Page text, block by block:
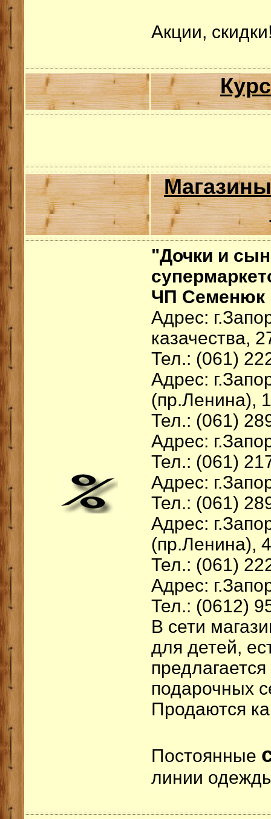
Акции,
"Дочки и
ЧП Семенюк
Адрес:
казачества,
Тел.: (061)
Адрес:
(пр.Ленина),
Тел.: (061)
Адрес:
Тел.: (061)
Адрес:
Тел.: (061)
Адрес:
(пр.Ленина),
Тел.: (061)
Адрес:
Тел.: (0612)
В сети
для детей,
подарочных
Продаются
Постоянные
линии